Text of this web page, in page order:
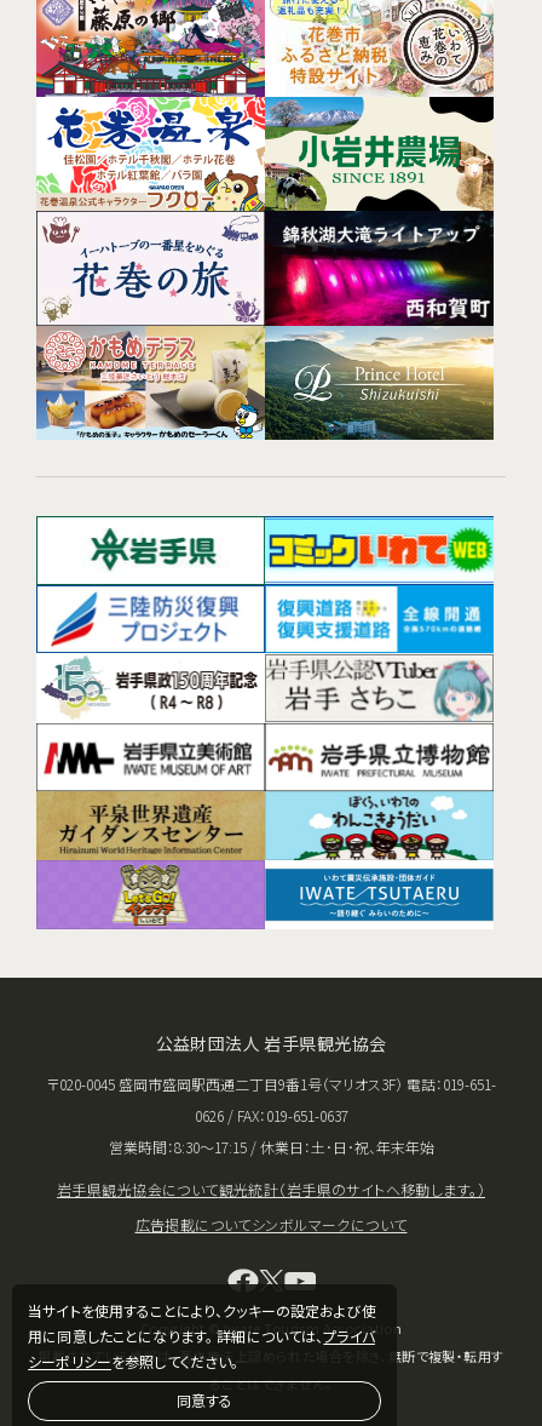
当サイトを使用することにより、クッキーの設定および使
用に同意したことになります。 詳細については、プライバ
シーポリシーを参照してください。
同意する
公益財団法人 岩手県観光協会
〒020-0045 盛岡市盛岡駅西通二丁目9番1号（マリオス3F） 電話：019-651-
0626 / FAX：019-651-0637
営業時間：8:30〜17:15 / 休業日：土･日･祝、年末年始
岩手県観光協会について観光統計（岩手県のサイトへ移動します。）
広告掲載についてシンボルマークについて
Copyright © Iwate Tourism Association
掲載されている情報は、著作権法上認められた場合を除き、無断で複製・転用す
ることはできません。